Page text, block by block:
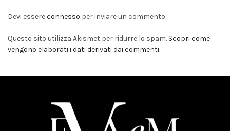
Devi essereconnesso per inviare un commento.
Questo sito utilizza Akismet per ridurre lo spam. Scopri come
vengono elaborati i dati derivati dai commenti.